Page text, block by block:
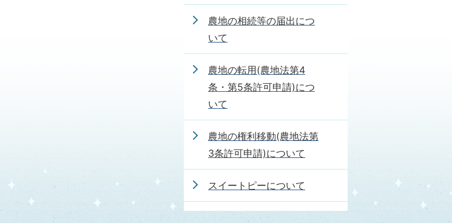
農地の相続等の届出につ
いて
農地の転用(農地法第4
条・第5条許可申請)につ
いて
農地の権利移動(農地法第
3条許可申請)について
スイートピーについて